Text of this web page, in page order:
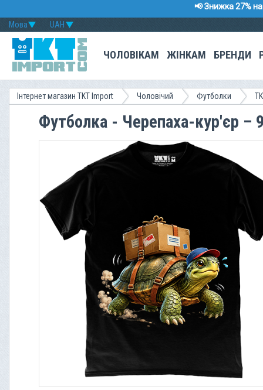
📢 Знижка 27%
UAH
Мова
ЧОЛОВІКАМ ЖІНКАМ БРЕНДИ
Інтернет магазин TKT Import Чоловічий Футболки
Футболка - Черепаха-кур'єр –